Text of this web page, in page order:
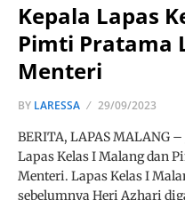
Kepala Lapas
Pimti Pratama
Menteri
BY LARESSA 29/09/2023
BERITA, LAPAS MALANG
Lapas Kelas I Malang dan
Menteri. Lapas Kelas I
sebelumnya Heri Azhari